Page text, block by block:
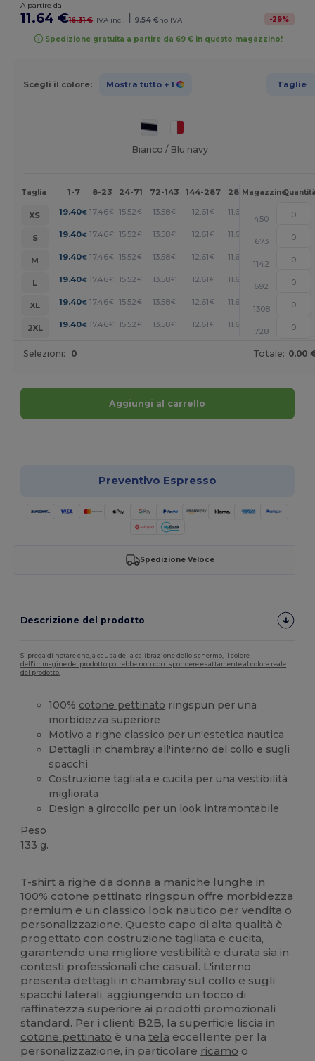
A partire da
11.64 €16.31 € IVA incl. | 9.54 €no IVA -29%
Spedizione gratuita a partire da 69 € in questo magazzino!
Scegli il colore: Mostra tutto + 1 Taglie
Bianco / Blu navy
Taglia 1-7 8-23 24-71 72-143 144-287 288 + Altri
Magazzino
XS 19.40€ 17.46€ 15.52 € 13.58€ 12.61€ 11.64 +
450
S
19.40€ 17.46€ 15.52 € 13.58€ 12.61€ 11.64 +
673
M
19.40€ 17.46€ 15.52 € 13.58€ 12.61€ 11.64 +
1142
L
19.40€ 17.46€ 15.52 € 13.58€ 12.61€ 11.64 +
692
XL
19.40€ 17.46€ 15.52 € 13.58€ 12.61€ 11.64 +
1308
2XL
19.40€ 17.46€ 15.52 € 13.58€ 12.61€ 11.64 +
728
Selezioni: 0 Totale: 0.00
Aggiungi al carrello
Preventivo Espresso
Spedizione Veloce
Descrizione del prodotto
Si prega di notare che, a causa della calibrazione dello schermo, il colore
dell'immagine del prodotto potrebbe non corrispondere esattamente al colore reale
del prodotto.
100% cotone pettinato ringspun per una
morbidezza superiore
Motivo a righe classico per un'estetica nautica
Dettagli in chambray all'interno del collo e sugli
spacchi
Costruzione tagliata e cucita per una vestibilità
migliorata
Design a girocollo per un look intramontabile
Peso
133 g.
T-shirt a righe da donna a maniche lunghe in
100% cotone pettinato ringspun offre morbidezza
premium e un classico look nautico per vendita o
personalizzazione. Questo capo di alta qualità è
progettato con costruzione tagliata e cucita,
garantendo una migliore vestibilità e durata sia in
contesti professionali che casual. L'interno
presenta dettagli in chambray sul collo e sugli
spacchi laterali, aggiungendo un tocco di
raffinatezza superiore ai prodotti promozionali
standard. Per i clienti B2B, la superficie liscia in
cotone pettinato è unatela eccellente per la
personalizzazione, in particolare ricamo o